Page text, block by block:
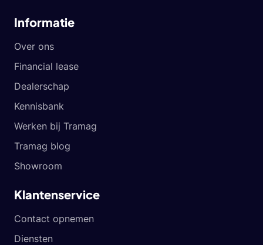
Informatie
Over ons
Financial lease
Dealerschap
Kennisbank
Werken bij Tramag
Tramag blog
Showroom
Klantenservice
Contact opnemen
Diensten